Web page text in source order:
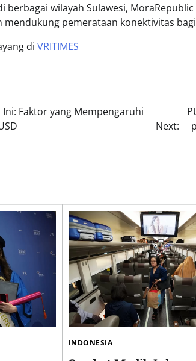
berbagai wilayah Sulawesi,
pemerataan konektivitas
di VRITIMES
Ini: Faktor yang Mempengaruhi
Next:
INDONESIA